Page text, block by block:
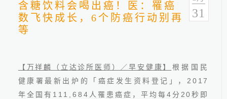
含糖饮料会喝出癌！医：罹癌
数飞快成长，6个防癌行动别再
等
31
【万祥麟（立达诊所医师）／早安健康】
根据国民
健康署最新出炉的「癌症发生资料登记」， 2017
年全国有 111,684 人罹患癌症，平均每 4 分 20秒即